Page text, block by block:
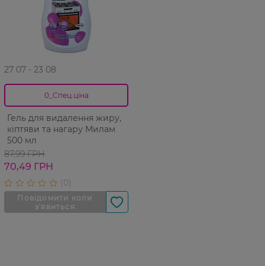
27 07 - 23 08
0_Спец.ціна
Гель для видалення жиру,
кіптяви та нагару Милам
500 мл
87,99 ГРН
70,49 ГРН